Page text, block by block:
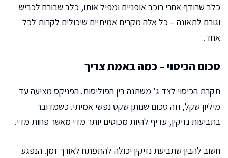
כלב שרודף אחרי רוכב אופניים ומפיל אותו, כלב שבורח לכביש
וגורם לתאונה – כל אלה מקרים אמיתיים שיכולים לקרות לכל
אחד.
סכום הכיסוי – כמה באמת צריך
תקרת הכיסוי לצד ג' משתנה בין הפוליסות. הפניקס מציעה עד
מיליון שקל, וזה סכום שנותן שקט נפשי אמיתי. כשמדובר
בתביעות נזיקין, עדיף להיות מכוסים יותר מדי מאשר פחות מדי.
חשוב להבין שתביעת נזיקין יכולה להתפתח לאורך זמן. הנפגע